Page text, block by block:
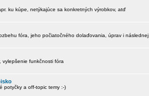
ku kúpe, netýkajúce sa konkretných výrobkov, atď
fóra, jeho počiatočného dolaďovania, úprav i
vylepšenie funkčnosti fóra
potyčky a off-topic temy :-)